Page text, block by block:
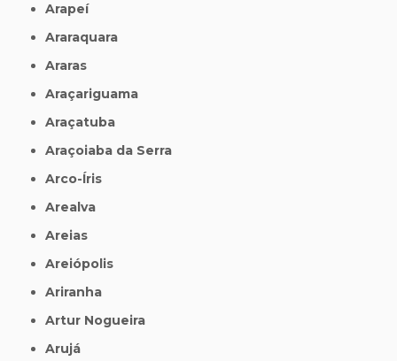
Arapeí
Araraquara
Araras
Araçariguama
Araçatuba
Araçoiaba da Serra
Arco-Íris
Arealva
Areias
Areiópolis
Ariranha
Artur Nogueira
Arujá